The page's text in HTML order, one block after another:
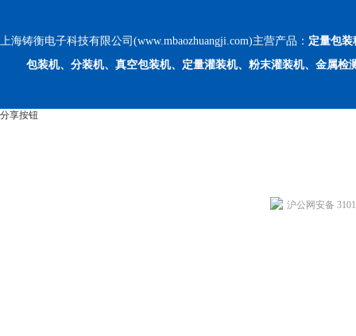
上海铸衡电子科技有限公司(www.mbaozhuangji.com)主营产品： 定量包装
包装机、分装机、真空包装机、定量灌装机、粉末灌装机、金属检
分享按钮
沪公网安备